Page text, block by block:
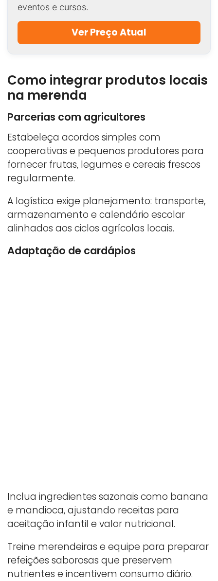
eventos e cursos.
Ver Preço Atual
Como integrar produtos locais
na merenda
Parcerias com agricultores
Estabeleça acordos simples com
cooperativas e pequenos produtores para
fornecer frutas, legumes e cereais frescos
regularmente.
A logística exige planejamento: transporte,
armazenamento e calendário escolar
alinhados aos ciclos agrícolas locais.
Adaptação de cardápios
Inclua ingredientes sazonais como banana
e mandioca, ajustando receitas para
aceitação infantil e valor nutricional.
Treine merendeiras e equipe para preparar
refeições saborosas que preservem
nutrientes e incentivem consumo diário.